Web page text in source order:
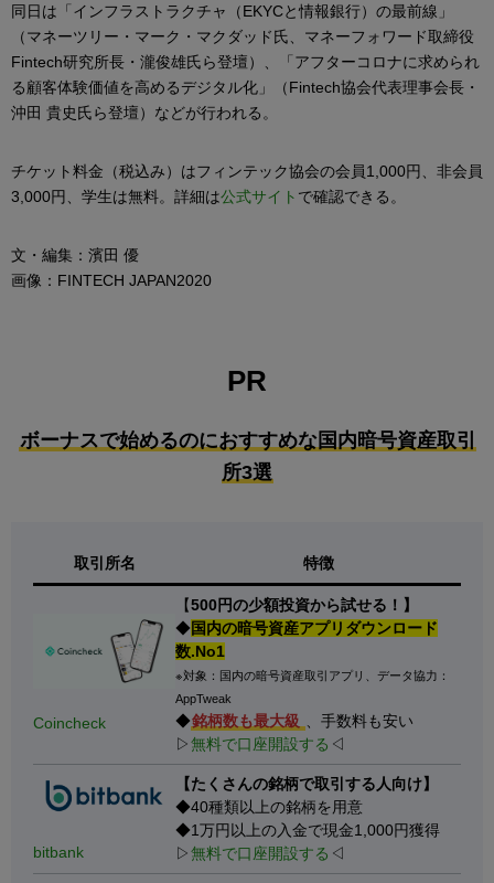
同日は「インフラストラクチャ（EKYCと情報銀行）の最前線」
（マネーツリー・マーク・マクダッド氏、マネーフォワード取締役
Fintech研究所長・瀧俊雄氏ら登壇）、「アフターコロナに求められ
る顧客体験価値を高めるデジタル化」（Fintech協会代表理事会長・
沖田 貴史氏ら登壇）などが行われる。
チケット料金（税込み）はフィンテック協会の会員1,000円、非会員
3,000円、学生は無料。詳細は公式サイト で確認できる。
文・編集：濱田 優
画像：FINTECH JAPAN2020
PR
ボーナスで始めるのにおすすめな国内暗号資産取引
所3選
取引所名 特徴
Coincheck
【500円の少額投資から試せる！】
◆国内の暗号資産アプリダウンロード
数.No1
※対象：国内の暗号資産取引アプリ、データ協力：
AppTweak
◆銘柄数も最大級 、手数料も安い
▷無料で口座開設する ◁
bitbank
【たくさんの銘柄で取引する人向け】
◆40種類以上の銘柄を用意
◆1万円以上の入金で現金1,000円獲得
▷無料で口座開設する ◁